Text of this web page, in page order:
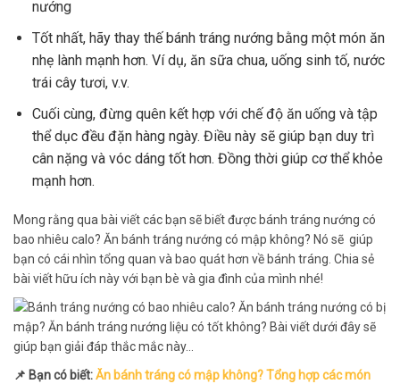
nướng
Tốt nhất, hãy thay thế bánh tráng nướng bằng một món ăn
nhẹ lành mạnh hơn. Ví dụ, ăn sữa chua, uống sinh tố, nước
trái cây tươi, v.v.
Cuối cùng, đừng quên kết hợp với chế độ ăn uống và tập
thể dục đều đặn hàng ngày. Điều này sẽ giúp bạn duy trì
cân nặng và vóc dáng tốt hơn. Đồng thời giúp cơ thể khỏe
mạnh hơn.
Mong rằng qua bài viết các bạn sẽ biết được bánh tráng nướng có
bao nhiêu calo? Ăn bánh tráng nướng có mập không? Nó sẽ giúp
bạn có cái nhìn tổng quan và bao quát hơn về bánh tráng. Chia sẻ
bài viết hữu ích này với bạn bè và gia đình của mình nhé!
📌 Bạn có biết:Ăn bánh tráng có mập không? Tổng hợp các món